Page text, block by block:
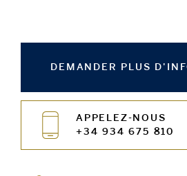
DEMANDER PLUS
APPELEZ-NOUS
+34 934 675 810